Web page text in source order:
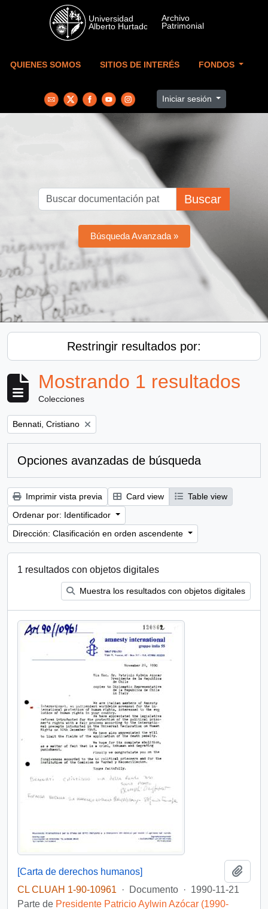
Skip to main content
QUIENES SOMOS SITIOS DE INTERÉS FONDOS
Iniciar sesión
Buscar
Búsqueda Avanzada »
Restringir resultados por:
Mostrando 1 resultados
Colecciones
Remove filter:
Bennati, Cristiano
Opciones avanzadas de búsqueda
Imprimir vista previa Card view
Table view
Ordenar por: Identificador
Dirección: Clasificación en orden ascendente
1 resultados con objetos digitales
Muestra los resultados con objetos digitales
[Carta de derechos humanos]
CL CLUAH 1-90-10961
· Documento · 1990-11-21
Parte de Presidente Patricio Aylwin Azócar (1990-